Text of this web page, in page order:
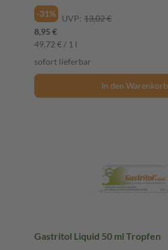
-31%
UVP: 13,02 €
8,95 €
49,72 € / 1 l
sofort lieferbar
In den Warenkorb
Gastritol Liquid 50 ml Tropfen